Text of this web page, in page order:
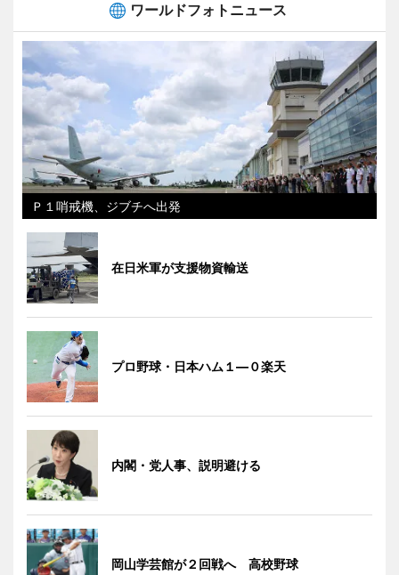
ワールドフォトニュース
Ｐ１哨戒機、ジブチへ出発
在日米軍が支援物資輸送
プロ野球・日本ハム１―０楽天
内閣・党人事、説明避ける
岡山学芸館が２回戦へ 高校野球